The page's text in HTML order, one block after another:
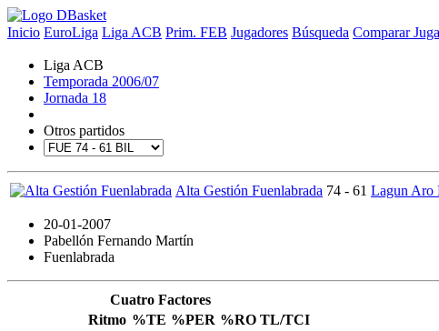
Inicio EuroLiga Liga ACB Prim. FEB Jugadores Búsqueda Comparar
Liga ACB
Temporada 2006/07
Jornada 18
Otros partidos
Alta Gestión Fuenlabrada 74 - 61 Lagun Aro
20-01-2007
Pabellón Fernando Martín
Fuenlabrada
Cuatro Factores
Ritmo %TE %PER %RO TL/TCI